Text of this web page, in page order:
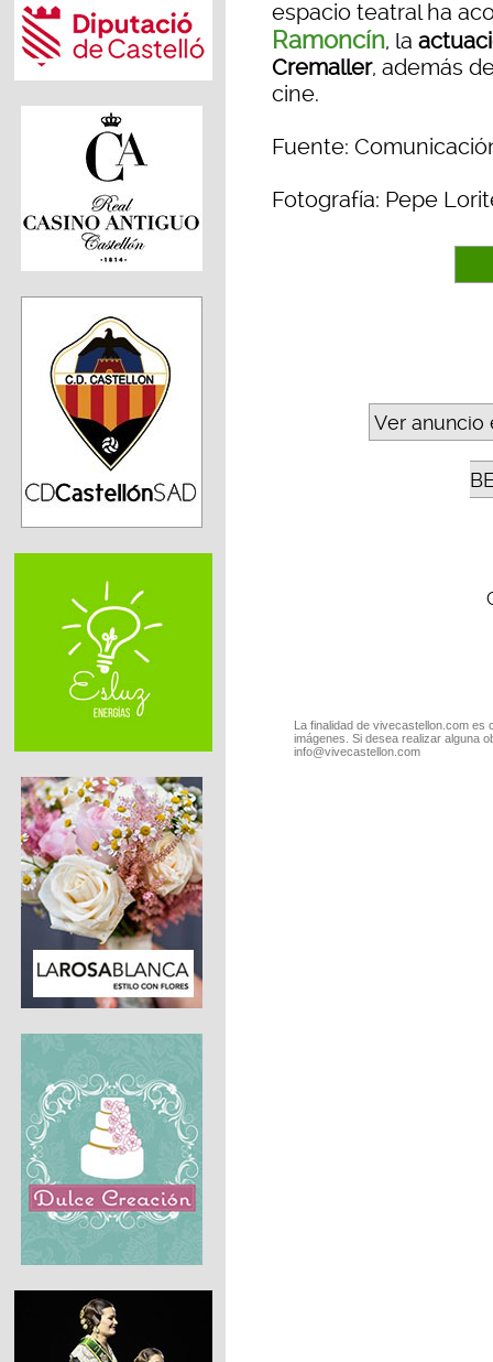
espacio teatral ha
Ramoncín, la
Cremaller, además
cine.
Fuente:
Fotografía: Pepe
Ver anuncio
La finalidad de vivecastellon.com
imágenes. Si desea realizar alguna
info@vivecastellon.com